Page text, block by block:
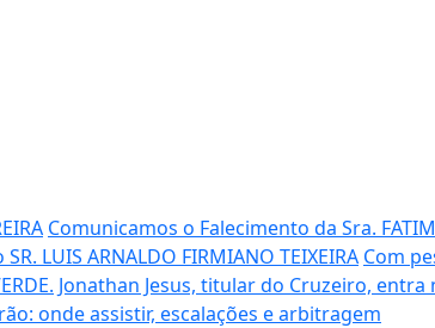
Comunicamos o Falecimento da Sra.
LUIS ARNALDO FIRMIANO TEIXEIRA Com
Jonathan Jesus, titular do Cruzeiro, entra
onde assistir, escalações e arbitragem